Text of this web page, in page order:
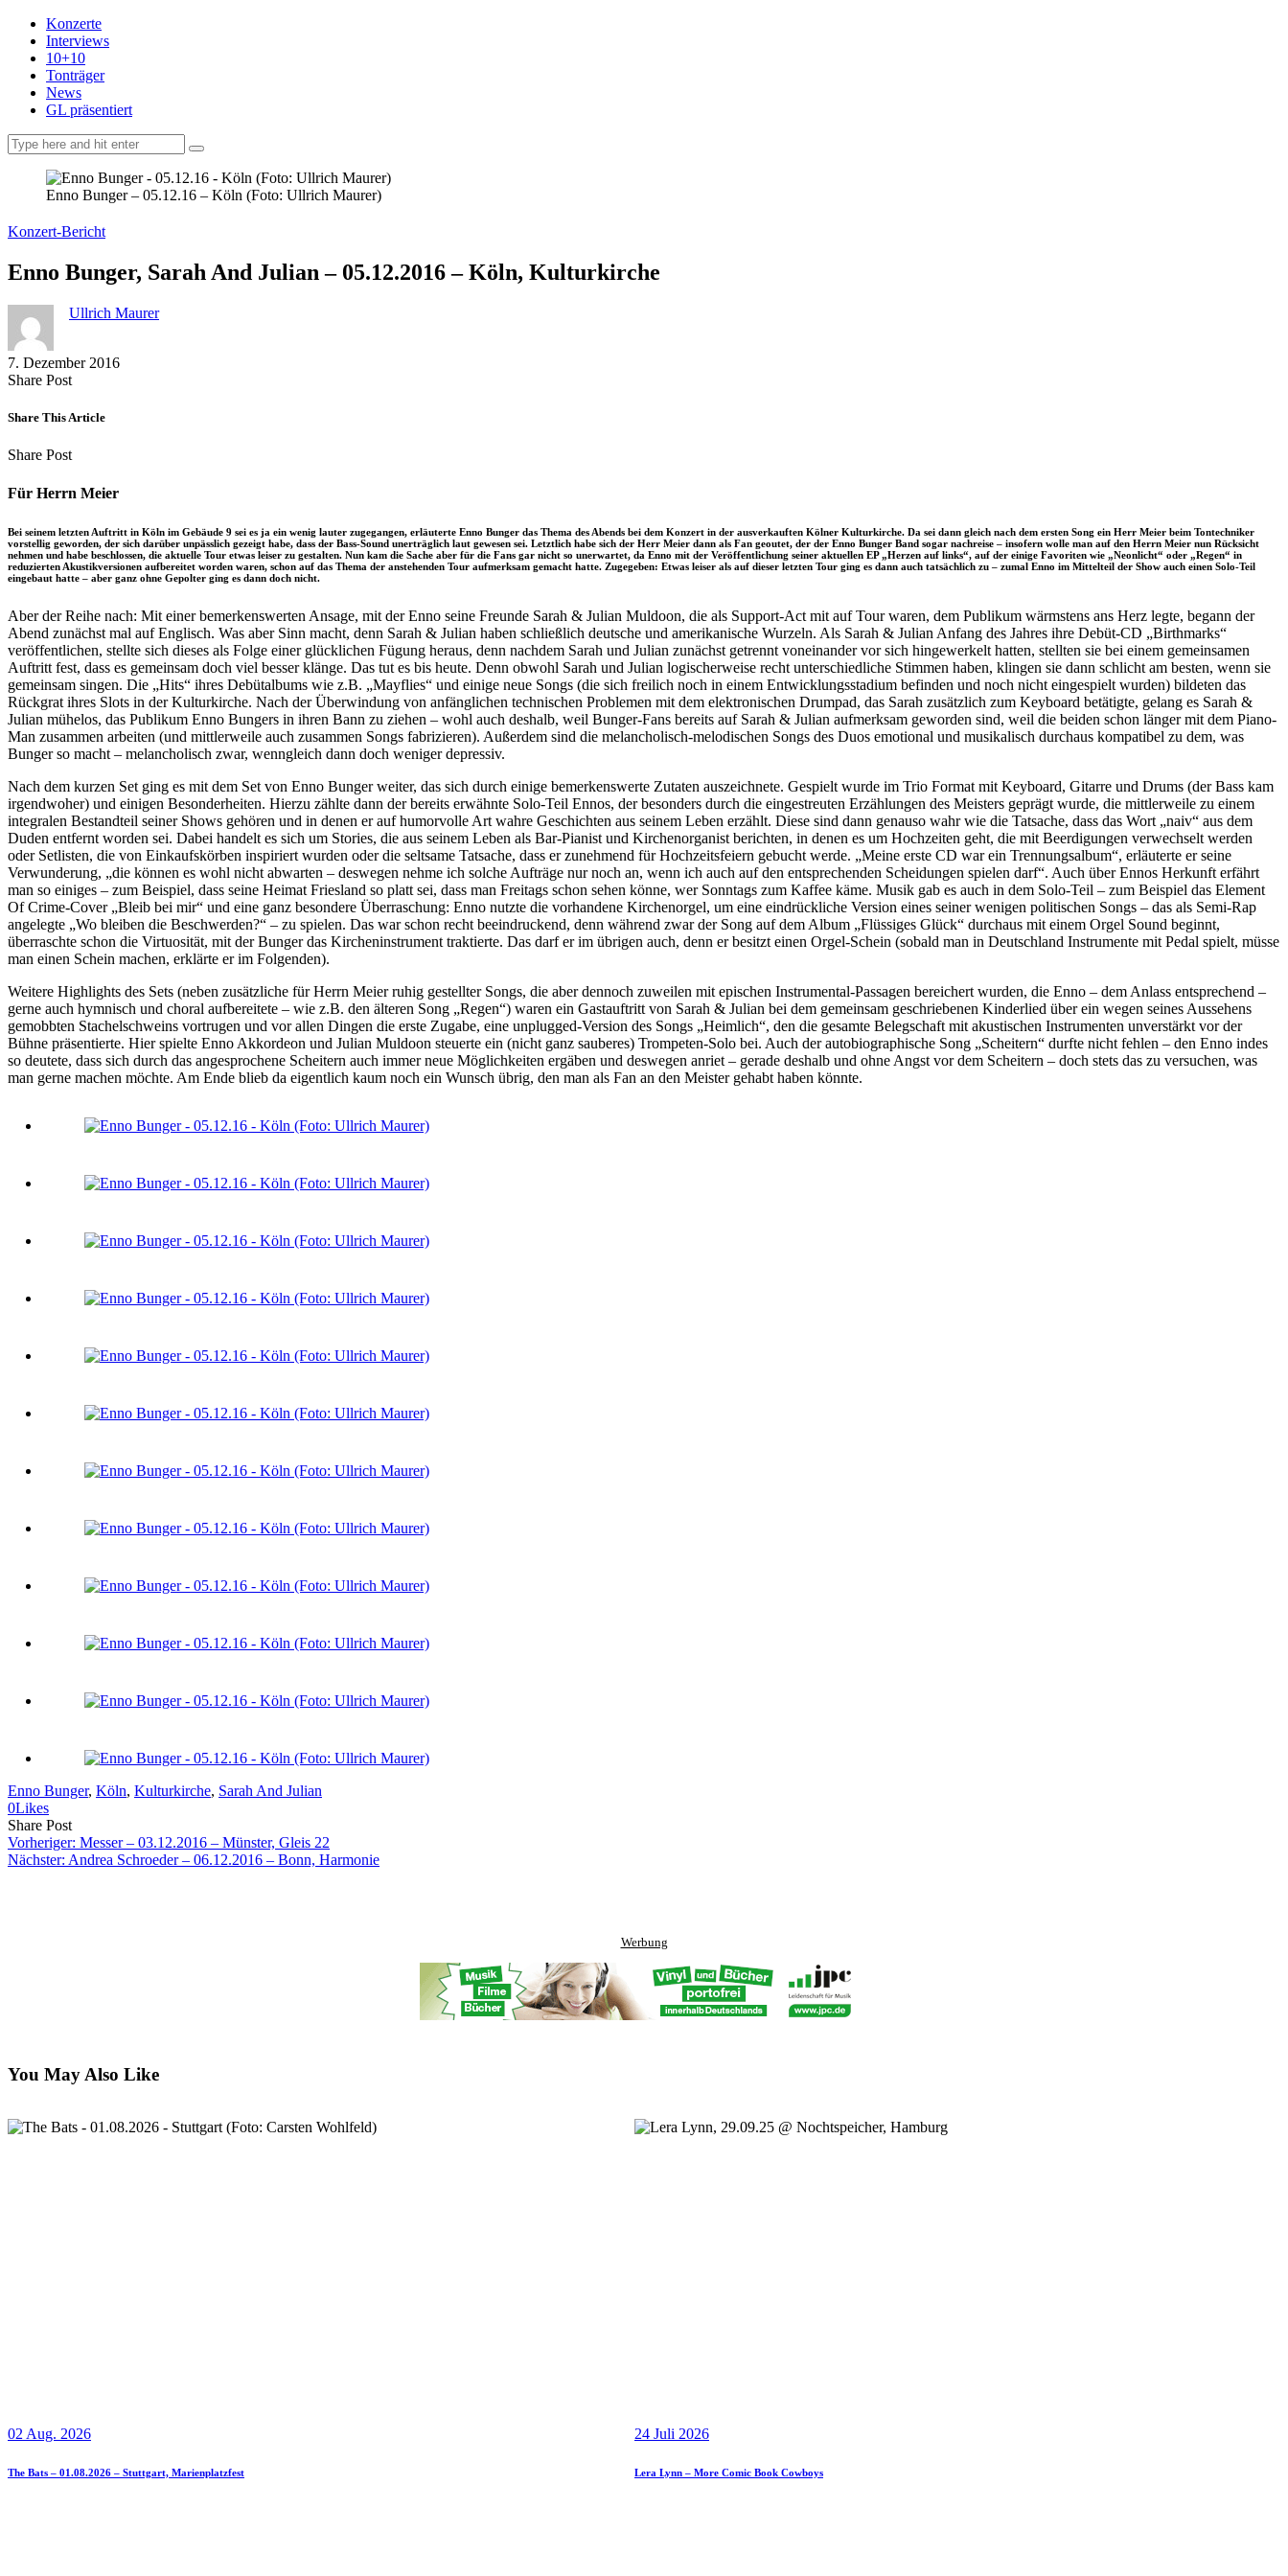
Konzerte
Interviews
10+10
Tonträger
News
GL präsentiert
Enno Bunger – 05.12.16 – Köln (Foto: Ullrich Maurer)
Konzert-Bericht
Enno Bunger, Sarah And Julian – 05.12.2016 – Köln, Kulturkirche
Ullrich Maurer
7. Dezember 2016
Share PostShare
Facebook
Copy
to
Send
via
Share This Article
Share PostShare
Facebook
Copy
to
Send
via
Für Herrn Meier
Bei seinem letzten Auftritt in Köln im Gebäude 9 sei es ja ein wenig lauter zugegangen, erläuterte Enno Bunger das Thema des Abends bei dem Konzert in der ausverkauften Kölner Kulturkirche. Da sei dann gleich nach dem ersten Song ein Herr Meier beim Tontechniker
vorstellig geworden, der sich darüber unpässlich gezeigt habe, dass der Bass-Sound unerträglich laut gewesen sei. Letztlich habe sich der Herr Meier dann als Fan geoutet, der der Enno Bunger Band sogar nachreise – insofern wolle man auf den Herrn Meier nun Rücksicht
nehmen und habe beschlossen, die aktuelle Tour etwas leiser zu gestalten. Nun kam die Sache aber für die Fans gar nicht so unerwartet, da Enno mit der Veröffentlichung seiner aktuellen EP „Herzen auf links“, auf der einige Favoriten wie „Neonlicht“ oder „Regen“ in
reduzierten Akustikversionen aufbereitet worden waren, schon auf das Thema der anstehenden Tour aufmerksam gemacht hatte. Zugegeben: Etwas leiser als auf dieser letzten Tour ging es dann auch tatsächlich zu – zumal Enno im Mittelteil der Show auch einen Solo-Teil
eingebaut hatte – aber ganz ohne Gepolter ging es dann doch nicht.
Aber der Reihe nach: Mit einer bemerkenswerten Ansage, mit der Enno seine Freunde Sarah & Julian Muldoon, die als Support-Act mit auf Tour waren, dem Publikum wärmstens ans Herz legte, begann der
Abend zunächst mal auf Englisch. Was aber Sinn macht, denn Sarah & Julian haben schließlich deutsche und amerikanische Wurzeln. Als Sarah & Julian Anfang des Jahres ihre Debüt-CD „Birthmarks“
veröffentlichen, stellte sich dieses als Folge einer glücklichen Fügung heraus, denn nachdem Sarah und Julian zunächst getrennt voneinander vor sich hingewerkelt hatten, stellten sie bei einem gemeinsamen
Auftritt fest, dass es gemeinsam doch viel besser klänge. Das tut es bis heute. Denn obwohl Sarah und Julian logischerweise recht unterschiedliche Stimmen haben, klingen sie dann schlicht am besten, wenn sie
gemeinsam singen. Die „Hits“ ihres Debütalbums wie z.B. „Mayflies“ und einige neue Songs (die sich freilich noch in einem Entwicklungsstadium befinden und noch nicht eingespielt wurden) bildeten das
Rückgrat ihres Slots in der Kulturkirche. Nach der Überwindung von anfänglichen technischen Problemen mit dem elektronischen Drumpad, das Sarah zusätzlich zum Keyboard betätigte, gelang es Sarah &
Julian mühelos, das Publikum Enno Bungers in ihren Bann zu ziehen – wohl auch deshalb, weil Bunger-Fans bereits auf Sarah & Julian aufmerksam geworden sind, weil die beiden schon länger mit dem Piano-
Man zusammen arbeiten (und mittlerweile auch zusammen Songs fabrizieren). Außerdem sind die melancholisch-melodischen Songs des Duos emotional und musikalisch durchaus kompatibel zu dem, was
Bunger so macht – melancholisch zwar, wenngleich dann doch weniger depressiv.
Nach dem kurzen Set ging es mit dem Set von Enno Bunger weiter, das sich durch einige bemerkenswerte Zutaten auszeichnete. Gespielt wurde im Trio Format mit Keyboard, Gitarre und Drums (der Bass kam
irgendwoher) und einigen Besonderheiten. Hierzu zählte dann der bereits erwähnte Solo-Teil Ennos, der besonders durch die eingestreuten Erzählungen des Meisters geprägt wurde, die mittlerweile zu einem
integralen Bestandteil seiner Shows gehören und in denen er auf humorvolle Art wahre Geschichten aus seinem Leben erzählt. Diese sind dann genauso wahr wie die Tatsache, dass das Wort „naiv“ aus dem
Duden entfernt worden sei. Dabei handelt es sich um Stories, die aus seinem Leben als Bar-Pianist und Kirchenorganist berichten, in denen es um Hochzeiten geht, die mit Beerdigungen verwechselt werden
oder Setlisten, die von Einkaufskörben inspiriert wurden oder die seltsame Tatsache, dass er zunehmend für Hochzeitsfeiern gebucht werde. „Meine erste CD war ein Trennungsalbum“, erläuterte er seine
Verwunderung, „die können es wohl nicht abwarten – deswegen nehme ich solche Aufträge nur noch an, wenn ich auch auf den entsprechenden Scheidungen spielen darf“. Auch über Ennos Herkunft erfährt
man so einiges – zum Beispiel, dass seine Heimat Friesland so platt sei, dass man Freitags schon sehen könne, wer Sonntags zum Kaffee käme. Musik gab es auch in dem Solo-Teil – zum Beispiel das Element
Of Crime-Cover „Bleib bei mir“ und eine ganz besondere Überraschung: Enno nutzte die vorhandene Kirchenorgel, um eine eindrückliche Version eines seiner wenigen politischen Songs – das als Semi-Rap
angelegte „Wo bleiben die Beschwerden?“ – zu spielen. Das war schon recht beeindruckend, denn während zwar der Song auf dem Album „Flüssiges Glück“ durchaus mit einem Orgel Sound beginnt,
überraschte schon die Virtuosität, mit der Bunger das Kircheninstrument traktierte. Das darf er im übrigen auch, denn er besitzt einen Orgel-Schein (sobald man in Deutschland Instrumente mit Pedal spielt, müsse
man einen Schein machen, erklärte er im Folgenden).
Weitere Highlights des Sets (neben zusätzliche für Herrn Meier ruhig gestellter Songs, die aber dennoch zuweilen mit epischen Instrumental-Passagen bereichert wurden, die Enno – dem Anlass entsprechend –
gerne auch hymnisch und choral aufbereitete – wie z.B. den älteren Song „Regen“) waren ein Gastauftritt von Sarah & Julian bei dem gemeinsam geschriebenen Kinderlied über ein wegen seines Aussehens
gemobbten Stachelschweins vortrugen und vor allen Dingen die erste Zugabe, eine unplugged-Version des Songs „Heimlich“, den die gesamte Belegschaft mit akustischen Instrumenten unverstärkt vor der
Bühne präsentierte. Hier spielte Enno Akkordeon und Julian Muldoon steuerte ein (nicht ganz sauberes) Trompeten-Solo bei. Auch der autobiographische Song „Scheitern“ durfte nicht fehlen – den Enno indes
so deutete, dass sich durch das angesprochene Scheitern auch immer neue Möglichkeiten ergäben und deswegen anriet – gerade deshalb und ohne Angst vor dem Scheitern – doch stets das zu versuchen, was
man gerne machen möchte. Am Ende blieb da eigentlich kaum noch ein Wunsch übrig, den man als Fan an den Meister gehabt haben könnte.
Enno Bunger, Köln, Kulturkirche, Sarah And Julian
0Likes
Share PostShare
on
Facebook
Copy
URL
to
Send
Link
via
Vorheriger: Messer – 03.12.2016 – Münster, Gleis 22
Nächster: Andrea Schroeder – 06.12.2016 – Bonn, Harmonie
Werbung
You May Also Like
02 Aug. 2026
The Bats – 01.08.2026 – Stuttgart, Marienplatzfest
24 Juli 2026
Lera Lynn – More Comic Book Cowboys